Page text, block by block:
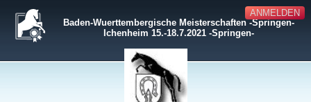
ANMELDEN
Baden-Wuerttembergische Meisterschaften -Springen-
Ichenheim 15.-18.7.2021 -Springen-